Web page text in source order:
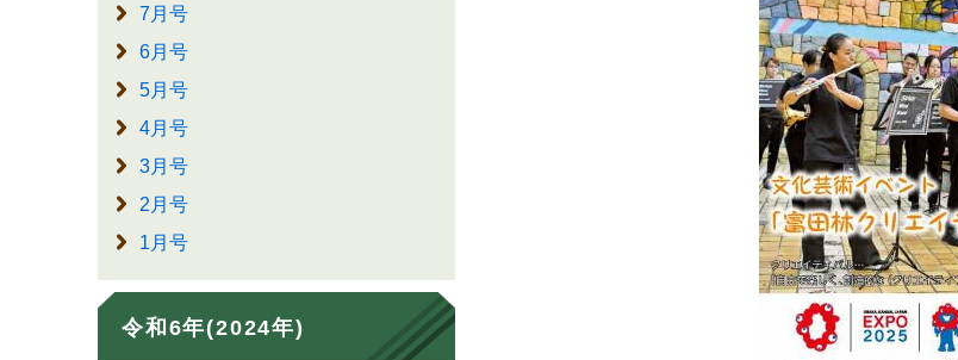
7月号
6月号
5月号
4月号
3月号
2月号
1月号
令和6年(2024年)